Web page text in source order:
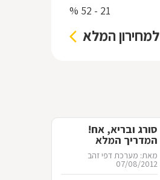
21 - 52 %
למחירון המלא
סורג ובריא, אח!
המדריך המלא
לסורגים
מאת: מערכת דפי זהב
07/08/2012